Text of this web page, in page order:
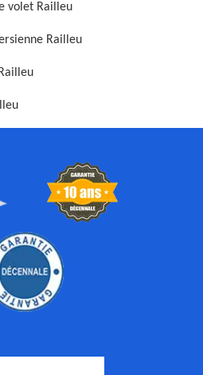
volet Railleu
Railleu